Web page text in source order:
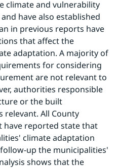
climate and vulnerability
have also established
in previous reports have
that affect the
adaptation. A majority of
for considering
are not relevant to
authorities responsible
or the built
relevant. All County
have reported state that
climate adaptation
up the municipalities'
shows that the